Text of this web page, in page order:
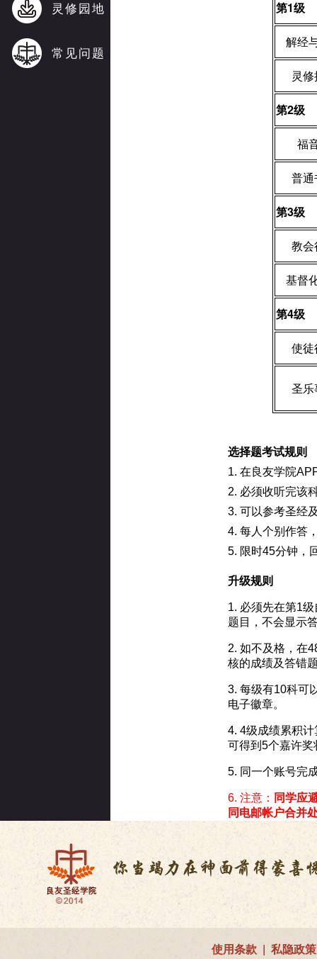
灵修园地
常见问题
第1级
解经
灵
第2级
福
普
第3级
教
基督
第4级
使
圣
选择题考试规则
1. 在良友学院
2. 必须收听完该
3. 可以参考圣经
4. 每人个别作答
5. 限时45分钟，
升级规则
1. 必须先在第1
题目，不会显示
2. 如不及格，在
核的成绩及答错
3. 每级有10科可
电子徽章。
4. 4级成绩累积
可得到5个嘉许奖
5. 同一个账号完
6. 注意： 同学应
同电邮帐户合并
使用条款| 私隐政策